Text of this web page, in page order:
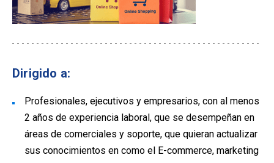
Dirigido a:
Profesionales, ejecutivos y empresarios, con al menos
2 años de experiencia laboral, que se desempeñan en
áreas de comerciales y soporte, que quieran actualizar
sus conocimientos en como el E-commerce, marketing